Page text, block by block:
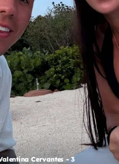
Cervantes - 3